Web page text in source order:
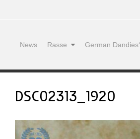
News Rasse German Dandies‘
DSC02313_1920